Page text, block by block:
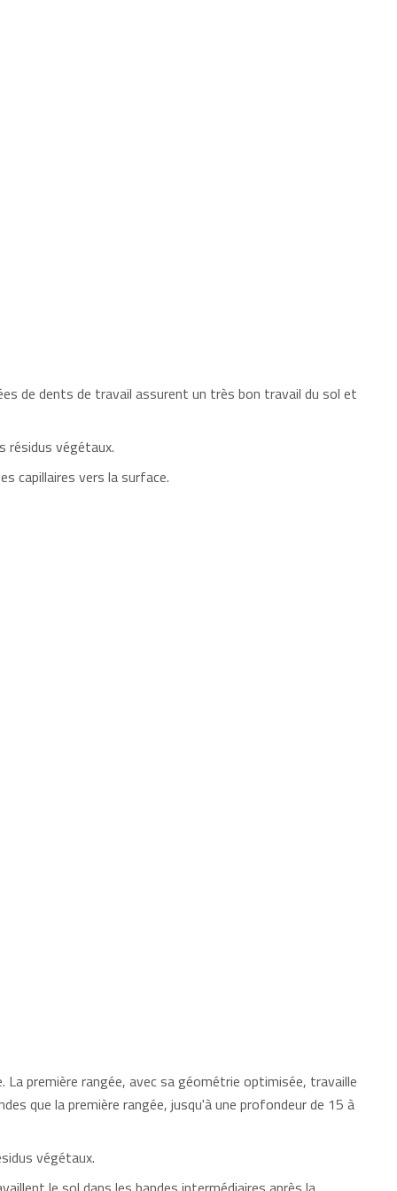
de dents de travail assurent un très bon travail du sol et
résidus végétaux.
capillaires vers la surface.
première rangée, avec sa géométrie optimisée, travaille
que la première rangée, jusqu'à une profondeur de 15 à
végétaux.